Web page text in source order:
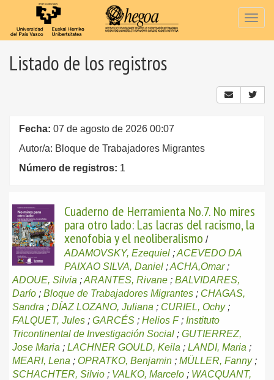
Listado de los registros
Fecha: 07 de agosto de 2026 00:07
Autor/a: Bloque de Trabajadores Migrantes
Número de registros: 1
Cuaderno de Herramienta No.7. No mires
para otro lado: Las lacras del racismo, la
xenofobia y el neoliberalismo /
ADAMOVSKY, Ezequiel ;ACEVEDO DA
PAIXAO SILVA, Daniel ;ACHA,Omar;
ADOUE, Silvia ;ARANTES, Rivane ; BALVIDARES,
Darío ; Bloque de Trabajadores Migrantes ; CHAGAS,
Sandra ; DÍAZ LOZANO, Juliana ; CURIEL, Ochy;
FALQUET, Jules ; GARCÉS ; Helios F; Instituto
Tricontinental de Investigación Social ; GUTIERREZ,
Jose Maria ; LACHNER GOULD, Keila ; LANDI, Maria ;
MEARI, Lena ; OPRATKO, Benjamin ; MÜLLER, Fanny;
SCHACHTER, Silvio ; VALKO, Marcelo ; WACQUANT,